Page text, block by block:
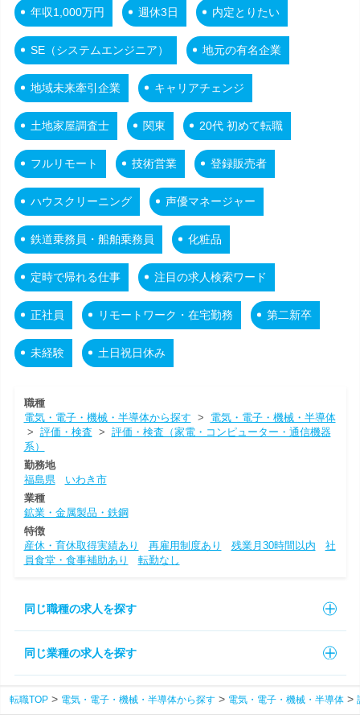
年収1,000万円 週休3日 内定とりたい
SE（システムエンジニア） 地元の有名企業
地域未来牽引企業 キャリアチェンジ
土地家屋調査士 関東 20代 初めて転職
フルリモート 技術営業 登録販売者
ハウスクリーニング 声優マネージャー
鉄道乗務員・船舶乗務員 化粧品
定時で帰れる仕事 注目の求人検索ワード
正社員 リモートワーク・在宅勤務 第二新卒
未経験 土日祝日休み
職種
電気・電子・機械・半導体から探す > 電気・電子・機械・半導体
> 評価・検査 > 評価・検査（家電・コンピューター・通信機器
系）
勤務地
福島県
いわき市
業種
鉱業・金属製品・鉄鋼
特徴
産休・育休取得実績あり
再雇用制度あり 残業月30時間以内
社
員食堂・食事補助あり
転勤なし
同じ職種の求人を探す
同じ業種の求人を探す
転職TOP 電気・電子・機械・半導体から探す 電気・電子・機械・半導体